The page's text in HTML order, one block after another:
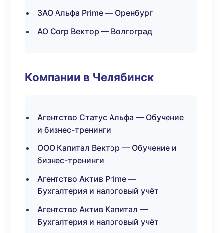
ЗАО Альфа Prime — Оренбург
АО Corp Вектор — Волгоград
Компании в Челябинск
Агентство Статус Альфа — Обучение
и бизнес-тренинги
ООО Капитал Вектор — Обучение и
бизнес-тренинги
Агентство Актив Prime —
Бухгалтерия и налоговый учёт
Агентство Актив Капитал —
Бухгалтерия и налоговый учёт